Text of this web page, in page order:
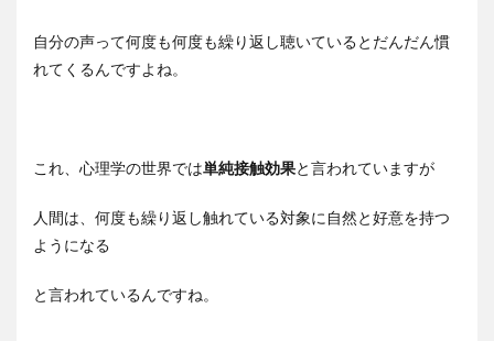
自分の声って何度も何度も繰り返し聴いているとだんだん慣
れてくるんですよね。
これ、心理学の世界では単純接触効果と言われていますが
人間は、何度も繰り返し触れている対象に自然と好意を持つ
ようになる
と言われているんですね。